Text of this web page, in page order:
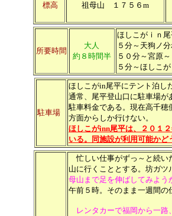
標高 祖母山 １７５６m
所要時間
大人
約８時間半
ほしこがｉｎ
５分～天狗ノ
５０分～宮原
５分～ほしこ
駐車場
ほしこがin尾平にテント泊し
通常、尾平登山口に駐車場
駐車料金である。現在高千
方面からしか行けない。
ほしこがinn尾平は、２０１
いる。同施設が利用可能かど
忙しい仕事がずっ～と続い
山に行くこととする。坊ガ
母山まで足を伸ばしてみよう
午前５時。そのまま一週間
レンタカーで福岡から一路